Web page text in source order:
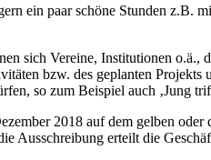
ein paar schöne Stunden z.B.
sich Vereine, Institutionen
bzw. des geplanten
so zum Beispiel auch ‚Jung
2018 auf dem gelben
Ausschreibung erteilt die